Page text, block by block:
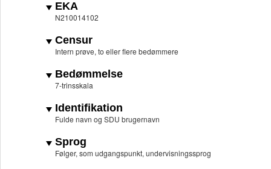
EKA
N210014102
Censur
Intern prøve, to eller flere bedømmere
Bedømmelse
7-trinsskala
Identifikation
Fulde navn og SDU brugernavn
Sprog
Følger, som udgangspunkt, undervisningssprog